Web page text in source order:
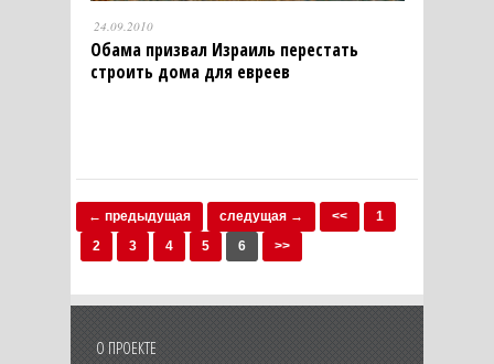
24.09.2010
Обама призвал Израиль перестать
строить дома для евреев
← предыдущая следущая → <<
1
2
3 4 5 6 >>
О ПРОЕКТЕ